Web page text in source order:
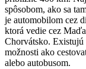
spôsobom, ako sa
je automobilom cez
ktorá vedie cez
Chorvátsko. Existujú
možnosti ako
alebo autobusom.